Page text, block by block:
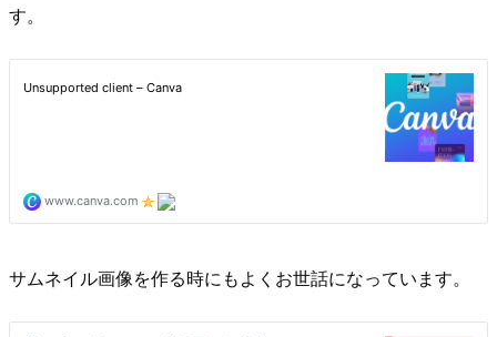
す。
サムネイル画像を作る時にもよくお世話になっています。